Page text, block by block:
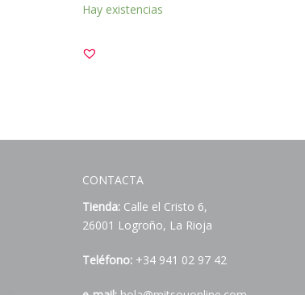
Hay existencias
CONTACTA
Tienda: Calle el Cristo 6,
26001 Logroño, La Rioja
Teléfono: +34 941 02 97 42